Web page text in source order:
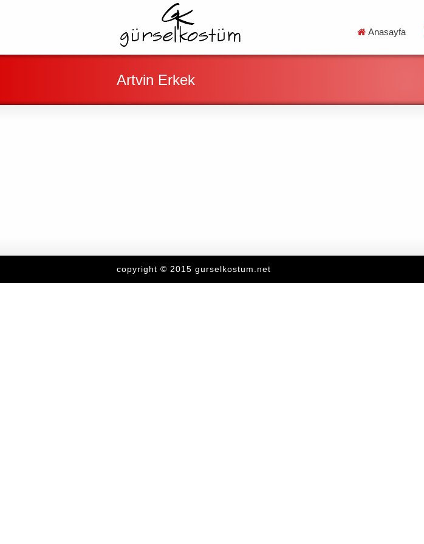
Anasayfa
Artvin Erkek
copyright © 2015 gurselkostum.net